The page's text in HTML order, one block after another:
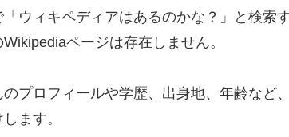
ウィキペディアはあるのかな？」と検索
ページは存在しません。
プロフィールや学歴、出身地、年齢など
ます。